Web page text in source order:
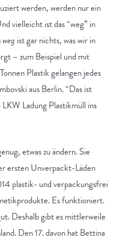
werden, werden nur ein
vielleicht ist das “weg” in
weg ist gar nichts, was wir in
– zum Beispiel und mit
Plastik gelangen jedes
aus Berlin. “Das ist
Ladung Plastikmüll ins
etwas zu ändern. Sie
ersten Unverpackt-Läden
plastik- und verpackungsfrei
Es funktioniert.
Deshalb gibt es mittlerweile
Den 17. davon hat Bettina